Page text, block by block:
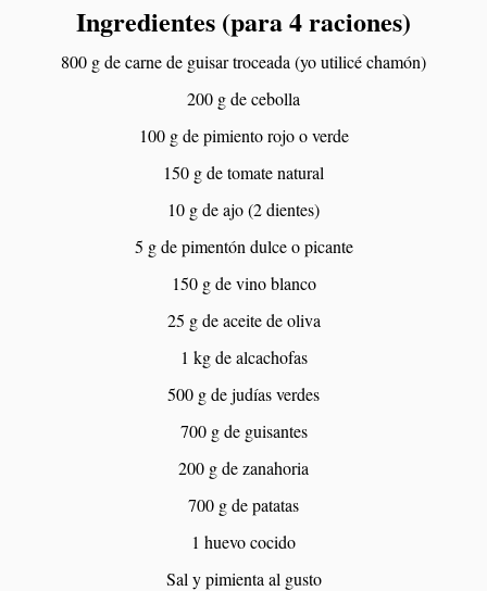
Ingredientes (para 4 raciones)
800 g de carne de guisar troceada (yo utilicé chamón)
200 g de cebolla
100 g de pimiento rojo o verde
150 g de tomate natural
10 g de ajo (2 dientes)
5 g de pimentón dulce o picante
150 g de vino blanco
25 g de aceite de oliva
1 kg de alcachofas
500 g de judías verdes
700 g de guisantes
200 g de zanahoria
700 g de patatas
1 huevo cocido
Sal y pimienta al gusto